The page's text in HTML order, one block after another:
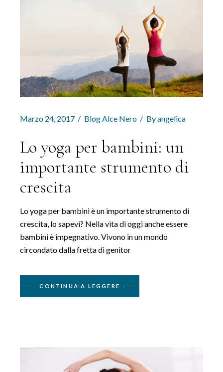
Marzo 24, 2017 Blog Alce Nero Byangelica
Lo yoga per bambini: un
importante strumento di
crescita
Lo yoga per bambini è un importante strumento di
crescita, lo sapevi? Nella vita di oggi anche essere
bambini è impegnativo. Vivono in un mondo
circondato dalla fretta di genitor
CONTINUA A LEGGERE